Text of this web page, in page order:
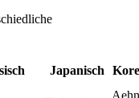
Japanisch